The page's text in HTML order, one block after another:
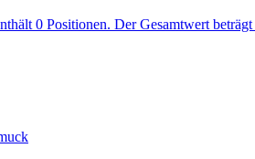
0 Positionen. Der Gesamtwert